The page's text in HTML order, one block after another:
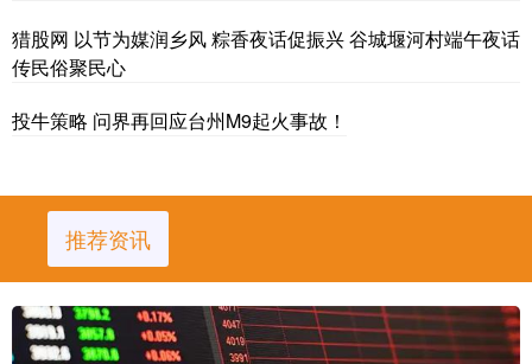
猎股网 以节为媒润乡风 粽香夜话促振兴 谷城堰河村端午夜话
传民俗聚民心
投牛策略 问界再回应台州M9起火事故！
推荐资讯